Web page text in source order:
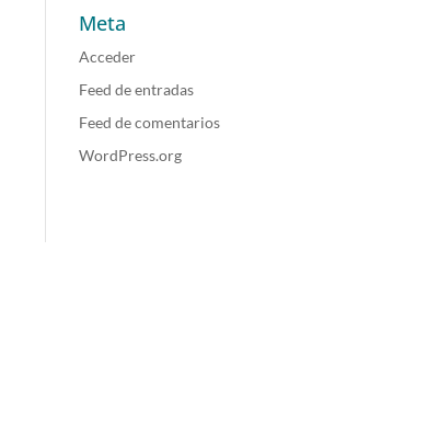
Meta
Acceder
Feed de entradas
Feed de comentarios
WordPress.org